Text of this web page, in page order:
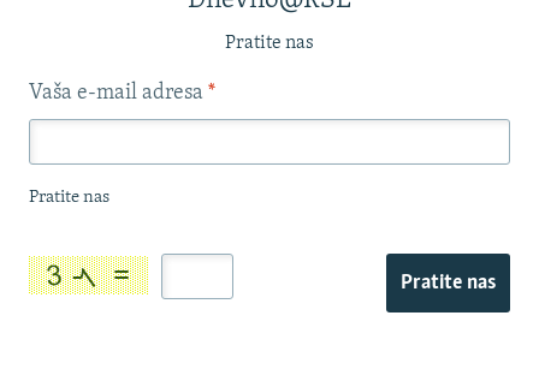
Pratite nas
Vaša e-mail adresa *
Pratite nas
Pratite nas